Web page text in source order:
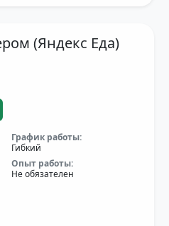
(Яндекс Еда)
График работы:
Гибкий
Опыт работы:
Не обязателен